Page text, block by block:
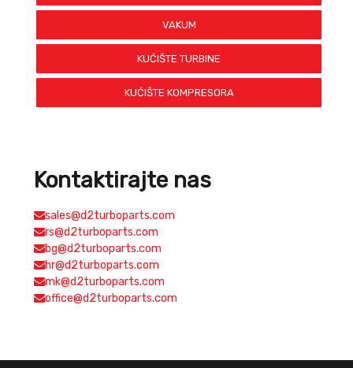
VAKUM
KUĆIŠTE TURBINE
KUĆIŠTE KOMPRESORA
Kontaktirajte nas
sales@d2turboparts.com
rs@d2turboparts.com
bg@d2turboparts.com
hr@d2turboparts.com
mk@d2turboparts.com
office@d2turboparts.com